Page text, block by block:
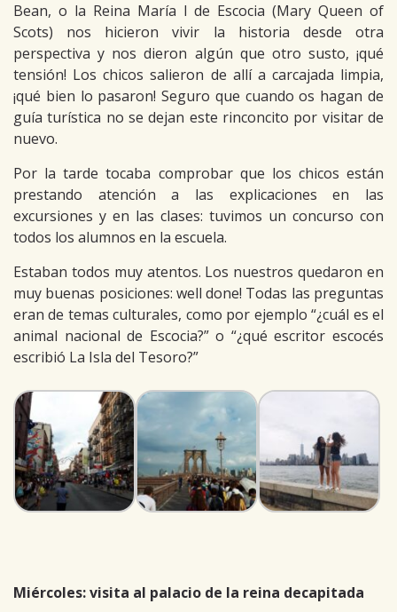
Bean, o la Reina María I de Escocia (Mary Queen of
Scots) nos hicieron vivir la historia desde otra
perspectiva y nos dieron algún que otro susto, ¡qué
tensión! Los chicos salieron de allí a carcajada limpia,
¡qué bien lo pasaron! Seguro que cuando os hagan de
guía turística no se dejan este rinconcito por visitar de
nuevo.
Por la tarde tocaba comprobar que los chicos están
prestando atención a las explicaciones en las
excursiones y en las clases: tuvimos un concurso con
todos los alumnos en la escuela.
Estaban todos muy atentos. Los nuestros quedaron en
muy buenas posiciones: well done! Todas las preguntas
eran de temas culturales, como por ejemplo “¿cuál es el
animal nacional de Escocia?” o “¿qué escritor escocés
escribió La Isla del Tesoro?”
Miércoles: visita al palacio de la reina decapitada